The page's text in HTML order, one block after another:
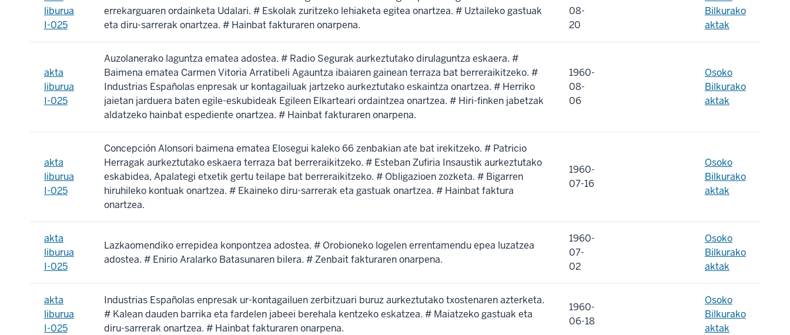
liburua
I-025
errekarguaren ordainketa Udalari. # Eskolak zuritzeko lehiaketa egitea onartzea. # Uztaileko gastuak
eta diru-sarrerak onartzea. # Hainbat fakturaren onarpena.
08-
20
Bilkurako
aktak
akta
liburua
I-025
Auzolanerako laguntza ematea adostea. # Radio Segurak aurkeztutako dirulaguntza eskaera. #
Baimena ematea Carmen Vitoria Arratibeli Agauntza ibaiaren gainean terraza bat berreraikitzeko. #
Industrias Españolas enpresak ur kontagailuak jartzeko aurkeztutako eskaintza onartzea. # Herriko
jaietan jarduera baten egile-eskubideak Egileen Elkarteari ordaintzea onartzea. # Hiri-finken jabetzak
aldatzeko hainbat espediente onartzea. # Hainbat fakturaren onarpena.
1960-
08-
06
Osoko
Bilkurako
aktak
akta
liburua
I-025
Concepción Alonsori baimena ematea Elosegui kaleko 66 zenbakian ate bat irekitzeko. # Patricio
Herragak aurkeztutako eskaera terraza bat berreraikitzeko. # Esteban Zufiria Insaustik aurkeztutako
eskabidea, Apalategi etxetik gertu teilape bat berreraikitzeko. # Obligazioen zozketa. # Bigarren
hiruhileko kontuak onartzea. # Ekaineko diru-sarrerak eta gastuak onartzea. # Hainbat faktura
onartzea.
1960-
07-16
Osoko
Bilkurako
aktak
akta
liburua
I-025
Lazkaomendiko errepidea konpontzea adostea. # Orobioneko logelen errentamendu epea luzatzea
adostea. # Enirio Aralarko Batasunaren bilera. # Zenbait fakturaren onarpena.
1960-
07-
02
Osoko
Bilkurako
aktak
akta
liburua
I-025
Industrias Españolas enpresak ur-kontagailuen zerbitzuari buruz aurkeztutako txostenaren azterketa.
# Kalean dauden barrika eta fardelen jabeei berehala kentzeko eskatzea. # Maiatzeko gastuak eta
diru-sarrerak onartzea. # Hainbat fakturaren onarpena.
1960-
06-18
Osoko
Bilkurako
aktak